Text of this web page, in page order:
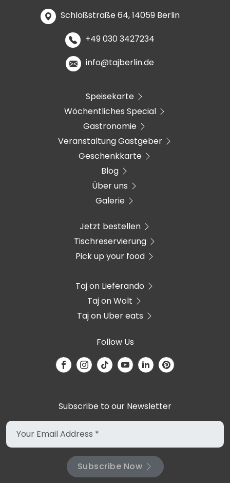
Schloßstraße 64, 14059 Berlin
+49 030 3427234
info@tajberlin.de
Speisekarte
Wöchentliches Special
Gastronomie
Veranstaltung Gastgeber
Geschenkkarte
Blog
Über uns
Galerie
Jetzt bestellen
Tischreservierung
Pick up your food
Taj on Lieferando
Taj on Wolt
Taj on Uber eats
Follow Us
Subscribe to our Newsletter
Subscribe Now